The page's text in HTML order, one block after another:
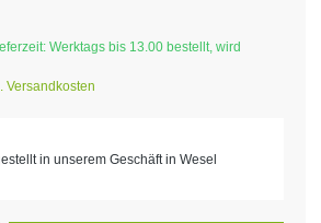
Werktags bis 13.00 bestellt, wird
Versandkosten
in unserem Geschäft in Wesel